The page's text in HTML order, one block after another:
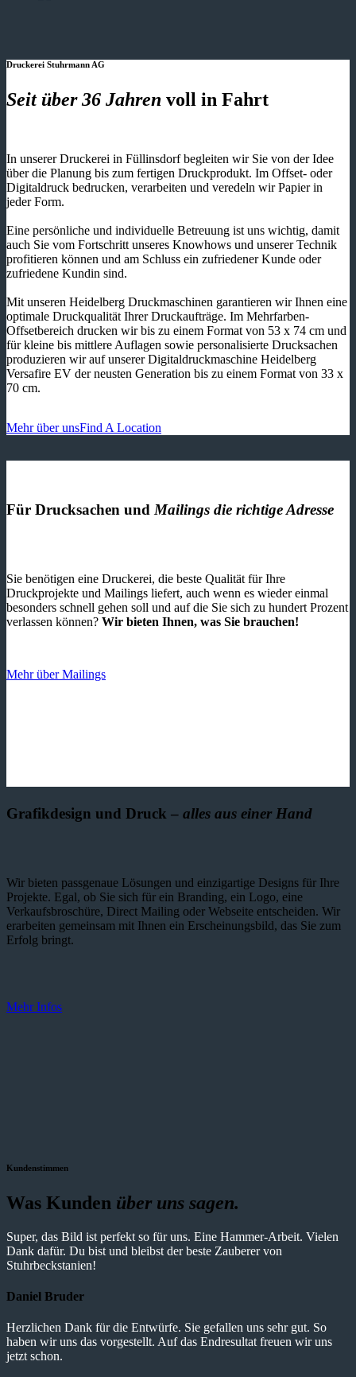
Druckerei Stuhrmann AG
Seit über 36 Jahren voll in Fahrt
In unserer Druckerei in Füllinsdorf begleiten wir Sie von der Idee
über die Planung bis zum fertigen Druckprodukt. Im Offset- oder
Digitaldruck bedrucken, verarbeiten und veredeln wir Papier in
jeder Form.
Eine persönliche und individuelle Betreuung ist uns wichtig, damit
auch Sie vom Fortschritt unseres Knowhows und unserer Technik
profitieren können und am Schluss ein zufriedener Kunde oder
zufriedene Kundin sind.
Mit unseren Heidelberg Druckmaschinen garantieren wir Ihnen eine
optimale Druckqualität Ihrer Druckaufträge. Im Mehrfarben-
Offsetbereich drucken wir bis zu einem Format von 53 x 74 cm und
für kleine bis mittlere Auflagen sowie personalisierte Drucksachen
produzieren wir auf unserer Digitaldruckmaschine Heidelberg
Versafire EV der neusten Generation bis zu einem Format von 33 x
70 cm.
Mehr über unsFind A Location
Für Drucksachen und Mailings die richtige Adresse
Sie benötigen eine Druckerei, die beste ­Qualität für Ihre
Druckprojekte und Mailings liefert, auch wenn es wieder einmal
besonders schnell gehen soll und auf die Sie sich zu hundert Prozent
verlassen können? Wir bieten Ihnen, was Sie brauchen!
Mehr über Mailings
Grafikdesign und Druck – alles aus einer Hand
Wir bieten passgenaue Lösungen und einzig­artige Designs für Ihre
Projekte. Egal, ob Sie sich für ein Branding, ein Logo, eine
Verkaufsbroschüre, Direct Mailing oder Webseite entscheiden. Wir
erarbeiten gemeinsam mit Ihnen ein Erscheinungsbild, das Sie zum
Erfolg bringt.
Mehr Infos
Kundenstimmen
Was Kunden über uns sagen.
Super, das Bild ist perfekt so für uns. Eine Hammer-Arbeit. Vielen
Dank dafür. Du bist und bleibst der beste Zauberer von
Stuhrbeckstanien!
Daniel Bruder
Herzlichen Dank für die Entwürfe. Sie gefallen uns sehr gut. So
haben wir uns das vorgestellt. Auf das Endresultat freuen wir uns
jetzt schon.